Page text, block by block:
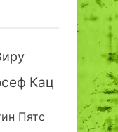
Кац
Пятс